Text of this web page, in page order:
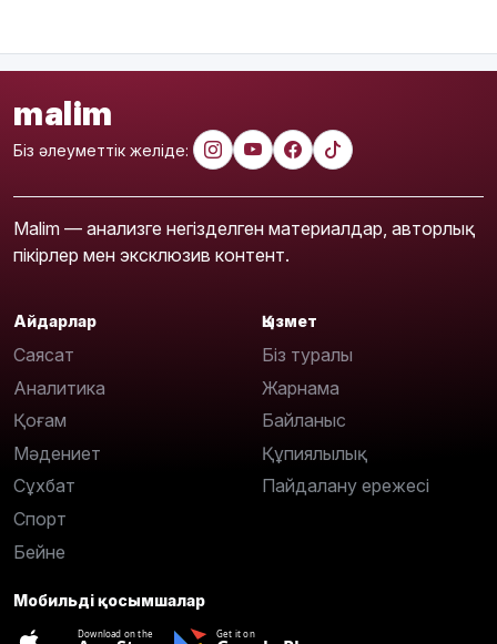
malim
Біз әлеуметтік желіде:
Malim — анализге негізделген материалдар, авторлық
пікірлер мен эксклюзив контент.
Айдарлар
Саясат
Аналитика
Қоғам
Мәдениет
Сұхбат
Спорт
Бейне
Қызмет
Біз туралы
Жарнама
Байланыс
Құпиялылық
Пайдалану ережесі
Мобильді қосымшалар
Download on the Get it on